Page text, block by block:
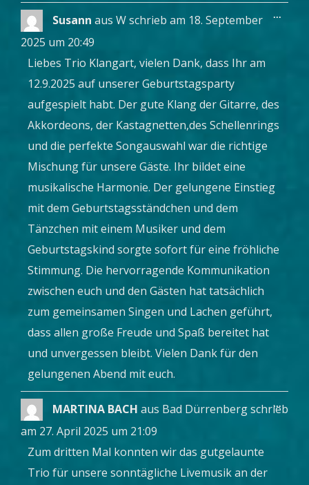
Susann aus Wschrieb am 18. September
2025 um 20:49
Liebes Trio Klangart, vielen Dank, dass Ihr am
12.9.2025 auf unserer Geburtstagsparty
aufgespielt habt. Der gute Klang der Gitarre, des
Akkordeons, der Kastagnetten,des Schellenrings
und die perfekte Songauswahl war die richtige
Mischung für unsere Gäste. Ihr bildet eine
musikalische Harmonie. Der gelungene Einstieg
mit dem Geburtstagsständchen und dem
Tänzchen mit einem Musiker und dem
Geburtstagskind sorgte sofort für eine fröhliche
Stimmung. Die hervorragende Kommunikation
zwischen euch und den Gästen hat tatsächlich
zum gemeinsamen Singen und Lachen geführt,
dass allen große Freude und Spaß bereitet hat
und unvergessen bleibt. Vielen Dank für den
gelungenen Abend mit euch.
...
MARTINA BACH aus Bad Dürrenbergschrieb
am 27. April 2025 um 21:09
Zum dritten Mal konnten wir das gutgelaunte
Trio für unsere sonntägliche Livemusik an der
...Diese